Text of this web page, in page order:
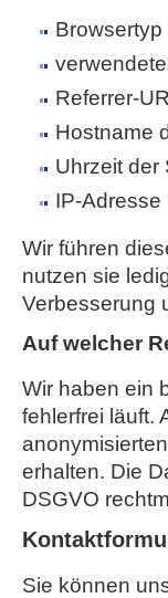
Referrer-
Hostname
Uhrzeit der
IP-Adresse
Wir führen
nutzen sie
Verbesserung
Auf welcher
Wir haben ein
fehlerfrei läuft.
erhalten. Die
DSGVO
Sie können